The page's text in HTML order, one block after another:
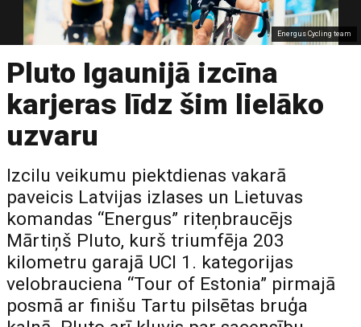
Energus Cycling team
Pluto Igaunijā izcīna
karjeras līdz šim lielāko
uzvaru
Izcilu veikumu piektdienas vakarā
paveicis Latvijas izlases un Lietuvas
komandas “Energus” riteņbraucējs
Mārtiņš Pluto, kurš triumfēja 203
kilometru garajā UCI 1. kategorijas
velobrauciena “Tour of Estonia” pirmajā
posmā ar finišu Tartu pilsētas bruģa